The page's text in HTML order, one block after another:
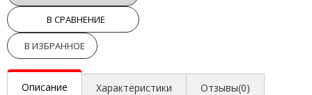
В СРАВНЕНИЕ
В ИЗБРАННОЕ
Описание Характеристики Отзывы(0)